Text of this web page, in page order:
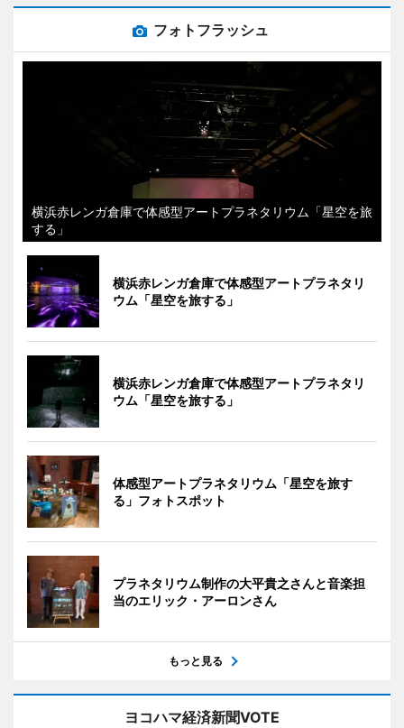
フォトフラッシュ
横浜赤レンガ倉庫で体感型アートプラネタリウム「星空を旅
する」
横浜赤レンガ倉庫で体感型アートプラネタリ
ウム「星空を旅する」
横浜赤レンガ倉庫で体感型アートプラネタリ
ウム「星空を旅する」
体感型アートプラネタリウム「星空を旅す
る」フォトスポット
プラネタリウム制作の大平貴之さんと音楽担
当のエリック・アーロンさん
もっと見る
ヨコハマ経済新聞VOTE